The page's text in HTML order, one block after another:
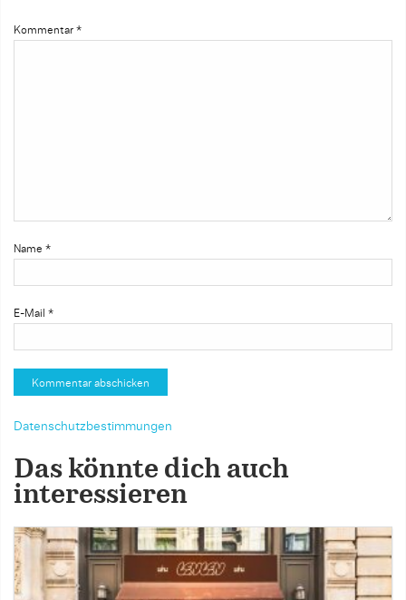
Kommentar *
Name *
E-Mail *
Datenschutzbestimmungen
Das könnte dich auch
interessieren